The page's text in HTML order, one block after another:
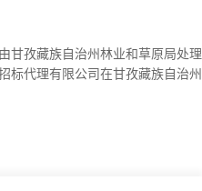
甘孜藏族自治州林业和草原局处
标代理有限公司在甘孜藏族自治